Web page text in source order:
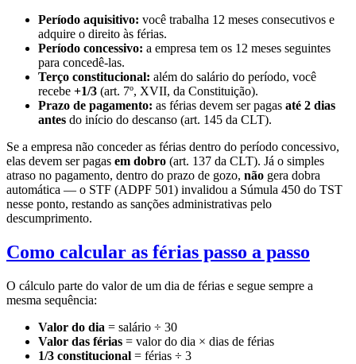
Período aquisitivo: você trabalha 12 meses consecutivos e
adquire o direito às férias.
Período concessivo: a empresa tem os 12 meses seguintes
para concedê-las.
Terço constitucional: além do salário do período, você
recebe +1/3 (art. 7º, XVII, da Constituição).
Prazo de pagamento: as férias devem ser pagas até 2 dias
antes do início do descanso (art. 145 da CLT).
Se a empresa não conceder as férias dentro do período concessivo,
elas devem ser pagas em dobro (art. 137 da CLT). Já o simples
atraso no pagamento, dentro do prazo de gozo, não gera dobra
automática — o STF (ADPF 501) invalidou a Súmula 450 do TST
nesse ponto, restando as sanções administrativas pelo
descumprimento.
Como calcular as férias passo a passo
O cálculo parte do valor de um dia de férias e segue sempre a
mesma sequência:
Valor do dia = salário ÷ 30
Valor das férias = valor do dia × dias de férias
1/3 constitucional = férias ÷ 3